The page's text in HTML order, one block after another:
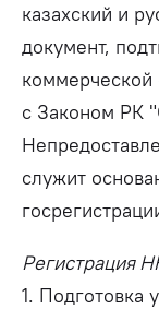
казахский и
документ,
коммерческой
с Законом РК
служит
Регистрация
1. Подготовка